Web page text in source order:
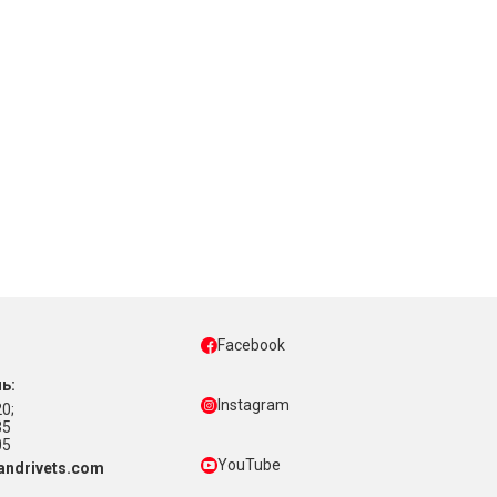
Facebook
Instagram
YouTube